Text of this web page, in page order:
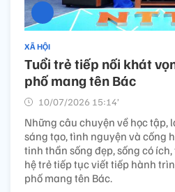
XÃ HỘI
Tuổi trẻ tiếp nối khát
phố mang tên Bác
10/07/2026 15:14’
Những câu chuyện về học tập,
sáng tạo, tình nguyện và cống
tinh thần sống đẹp, sống có
hệ trẻ tiếp tục viết tiếp hành
phố mang tên Bác.